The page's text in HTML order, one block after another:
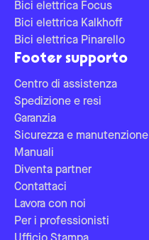
Bici elettrica Focus
Bici elettrica Kalkhoff
Bici elettrica Pinarello
Footer supporto
Centro di assistenza
Spedizione e resi
Garanzia
Sicurezza e manutenzione
Manuali
Diventa partner
Contattaci
Lavora con noi
Per i professionisti